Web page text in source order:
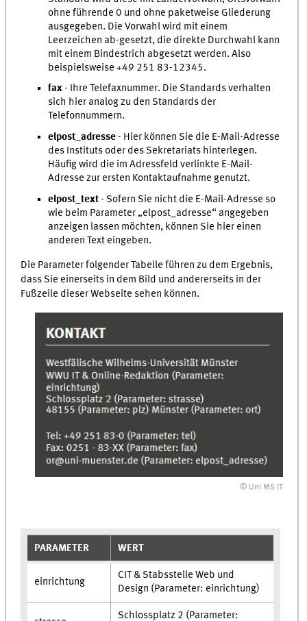
ohne führende 0 und ohne paketweise Gliederung
ausgegeben. Die Vorwahl wird mit einem
Leerzeichen ab-gesetzt, die direkte Durchwahl kann
mit einem Bindestrich abgesetzt werden. Also
beispielsweise +49 251 83-12345.
fax- Ihre Telefaxnummer. Die Standards verhalten
sich hier analog zu den Standards der
Telefonnummern.
elpost_adresse- Hier können Sie die E-Mail-Adresse
des Instituts oder des Sekretariats hinterlegen.
Häufig wird die im Adressfeld verlinkte E-Mail-
Adresse zur ersten Kontaktaufnahme genutzt.
elpost_text- Sofern Sie nicht die E-Mail-Adresse so
wie beim Parameter „elpost_adresse“ angegeben
anzeigen lassen möchten, können Sie hier einen
anderen Text eingeben.
Die Parameter folgender Tabelle führen zu dem Ergebnis,
dass Sie einerseits in dem Bild und andererseits in der
Fußzeile dieser Webseite sehen können.
© Uni MS IT
PARAMETER WERT
einrichtung
CIT & Stabsstelle Web und
Design (Parameter: einrichtung)
Schlossplatz 2 (Parameter: